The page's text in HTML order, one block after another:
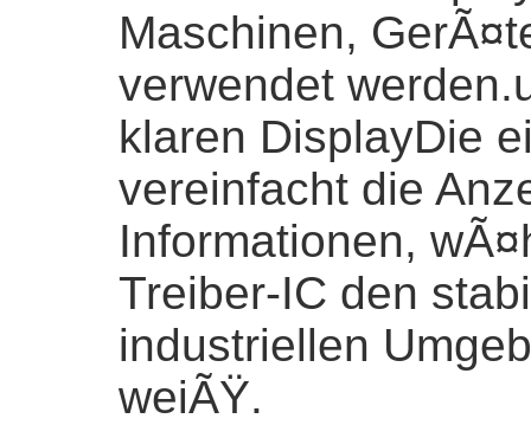
Maschinen,
verwendet
klaren DisplayDie
vereinfacht die
Informationen,
Treiber-IC den
industriellen
weiÃŸ.